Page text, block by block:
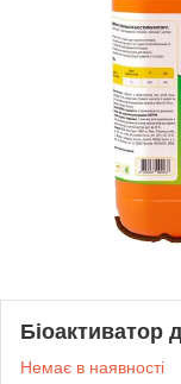
Біоактиватор
Немає в наявності